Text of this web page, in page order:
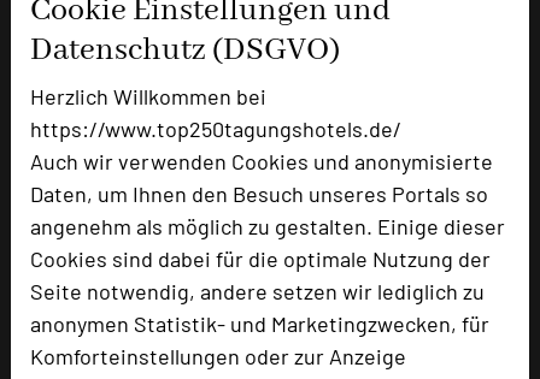
Cookie Einstellungen und
Datenschutz (DSGVO)
Herzlich Willkommen bei
https://www.top250tagungshotels.de/
Auch wir verwenden Cookies und anonymisierte
Daten, um Ihnen den Besuch unseres Portals so
angenehm als möglich zu gestalten. Einige dieser
Cookies sind dabei für die optimale Nutzung der
Seite notwendig, andere setzen wir lediglich zu
anonymen Statistik- und Marketingzwecken, für
Komforteinstellungen oder zur Anzeige
Zimmer
Suiten
Appartement, 5 Fahrminuten entfernt
Besonders geeignet für
Seminar, Klausur, Kreativprozesse